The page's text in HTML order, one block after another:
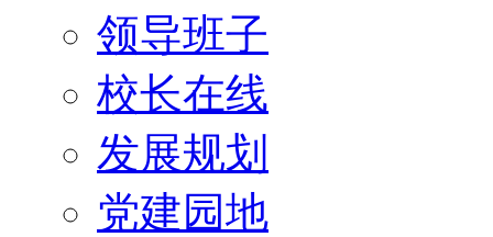
领导班子
校长在线
发展规划
党建园地